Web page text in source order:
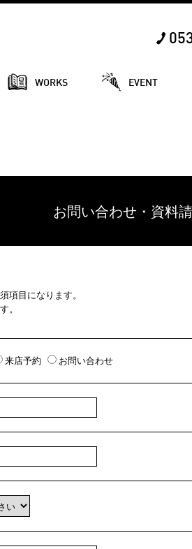
WORKS EVENT
お問い合わせ・資料
項目になります。
。
来店予約 お問い合わせ